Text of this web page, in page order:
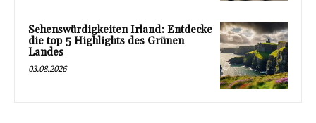
Sehenswürdigkeiten Irland: Entdecke
die top 5 Highlights des Grünen
Landes
03.08.2026